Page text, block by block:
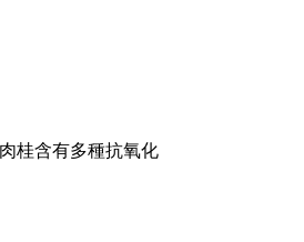
桂含有多種抗氧化